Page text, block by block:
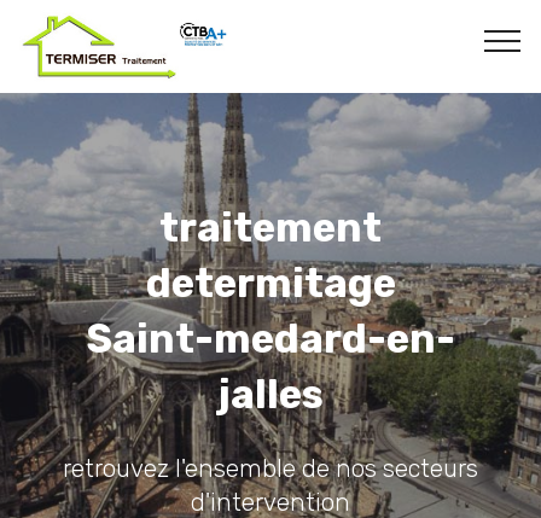
traitement
determitage
Saint-medard-en-
jalles
retrouvez l'ensemble de nos secteurs
d'intervention